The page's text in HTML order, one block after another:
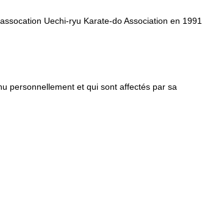
Uechi-ryu Karate-do Association en 1991
personnellement et qui sont affectés par sa